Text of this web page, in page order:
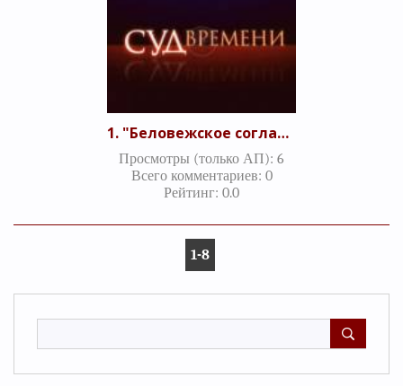
1. "Беловежское соглашение - катастрофа или меньшее из зол?" Часть 1 (19.07.2010).
Просмотры (только АП): 6
Всего комментариев: 0
Рейтинг: 0.0
1-8